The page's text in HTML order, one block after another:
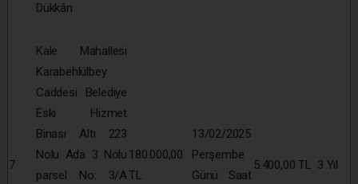
Dükkân
7
Kale Mahallesi
Karabehlülbey
Caddesi Belediye
Eski Hizmet
Binası Altı 223
Nolu Ada 3 Nolu
parsel No: 3/A
180.000,00
TL
13/02/2025
Perşembe
Günü Saat
5.400,00 TL 3 Yıl